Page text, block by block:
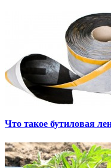
Что такое бутиловая